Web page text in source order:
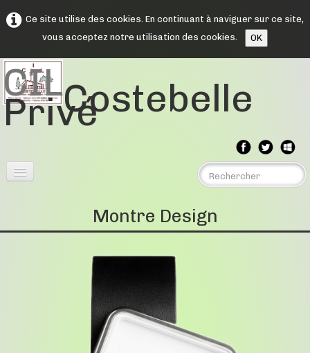
Ce site utilise des cookies. En continuant à naviguer sur ce site,
vous acceptez notre utilisation des cookies.
OK
CILCostebelle
Privé
Assemblée Générales▼
Comptes rendus
Montre Design